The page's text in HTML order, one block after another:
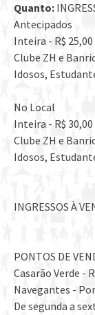
Quanto:
Antecipados
Inteira - R$ 25,00
Clube ZH e
Idosos,
No Local
Inteira - R$ 30,00
Clube ZH e
Idosos,
INGRESSOS À
PONTOS DE
Casarão Verde -
Navegantes -
De segunda a